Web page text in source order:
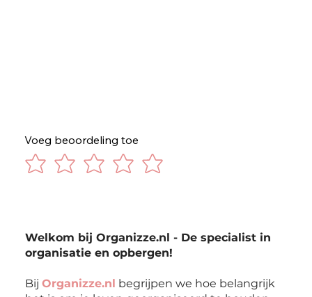
Voeg beoordeling toe
Welkom bij Organizze.nl - De specialist in
organisatie en opbergen!
Bij Organizze.nl begrijpen we hoe belangrijk